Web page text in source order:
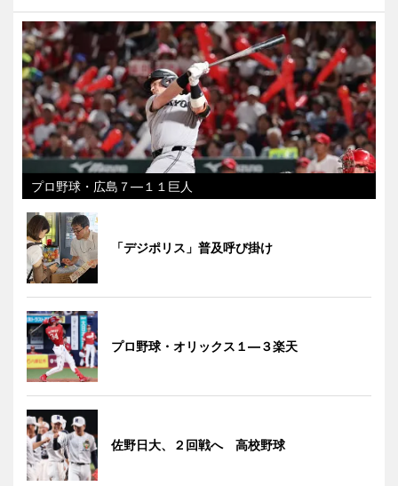
プロ野球・広島７―１１巨人
「デジポリス」普及呼び掛け
プロ野球・オリックス１―３楽天
佐野日大、２回戦へ 高校野球